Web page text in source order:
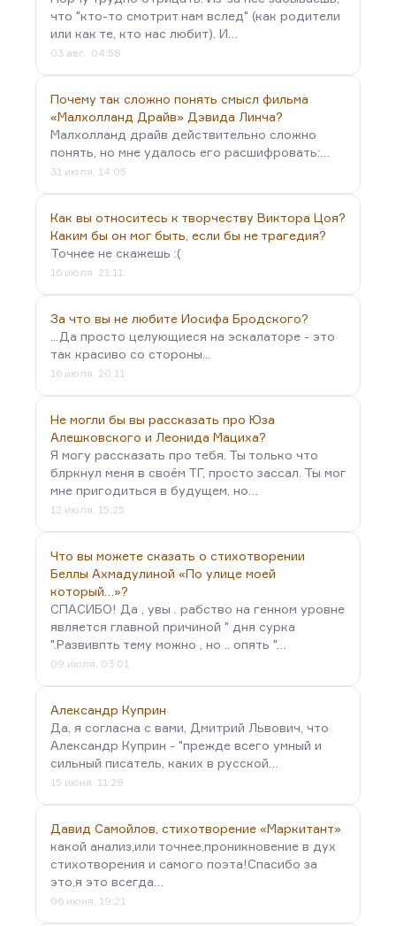
что "кто-то смотрит нам вслед" (как родители
или как те, кто нас любит). И…
03 авг., 04:58
Почему так сложно понять смысл фильма
«Малхолланд Драйв» Дэвида Линча?
Малхолланд драйв действительно сложно
понять, но мне удалось его расшифровать:…
31 июля, 14:05
Как вы относитесь к творчеству Виктора Цоя?
Каким бы он мог быть, если бы не трагедия?
Точнее не скажешь :(
16 июля, 21:11
За что вы не любите Иосифа Бродского?
...Да просто целующиеся на эскалаторе - это
так красиво со стороны...
16 июля, 20:11
Не могли бы вы рассказать про Юза
Алешковского и Леонида Мациха?
Я могу рассказать про тебя. Ты только что
блркнул меня в своём ТГ, просто зассал. Ты мог
мне пригодиться в будущем, но…
12 июля, 15:25
Что вы можете сказать о стихотворении
Беллы Ахмадулиной «По улице моей
который…»?
СПАСИБО! Да , увы . рабство на генном уровне
является главной причиной " дня сурка
".Развивпть тему можно , но .. опять "…
09 июля, 03:01
Александр Куприн
Да, я согласна с вами, Дмитрий Львович, что
Александр Куприн - "прежде всего умный и
сильный писатель, каких в русской…
15 июня, 11:29
Давид Самойлов, стихотворение «Маркитант»
какой анализ,или точнее,проникновение в дух
стихотворения и самого поэта!Спасибо за
это,я это всегда…
06 июня, 19:21